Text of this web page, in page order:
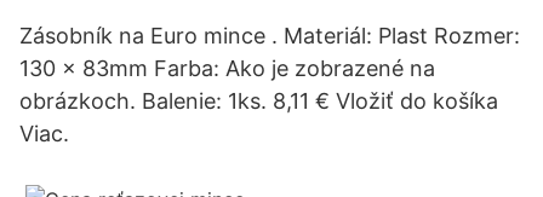
Zásobník na Euro mince . Materiál: Plast Rozmer:
130 x 83mm Farba: Ako je zobrazené na
obrázkoch. Balenie: 1ks. 8,11 € Vložiť do košíka
Viac.